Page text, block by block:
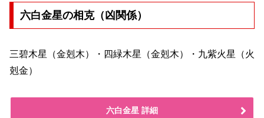
六白金星の相克（凶関係）
三碧木星（金剋木）・四緑木星（金剋木）・九紫火星（火
剋金）
六白金星 詳細